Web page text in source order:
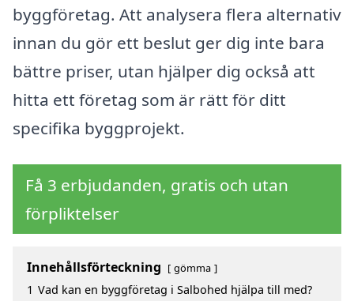
byggföretag. Att analysera flera alternativ
innan du gör ett beslut ger dig inte bara
bättre priser, utan hjälper dig också att
hitta ett företag som är rätt för ditt
specifika byggprojekt.
Få 3 erbjudanden, gratis och utan
förpliktelser
Innehållsförteckning gömma
1 Vad kan en byggföretag i Salbohed hjälpa till med?